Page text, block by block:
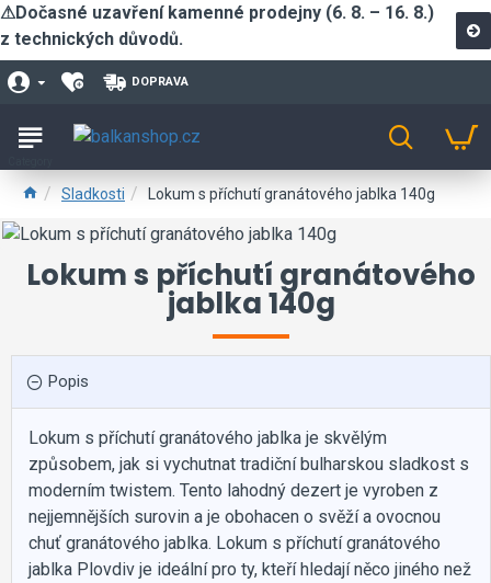
⚠Dočasné uzavření kamenné prodejny (6. 8. – 16. 8.)
z technických důvodů.
DOPRAVA
Sladkosti Lokum s příchutí granátového jablka 140g
Lokum s příchutí granátového
jablka 140g
Popis
Lokum s příchutí granátového jablka je skvělým
způsobem, jak si vychutnat tradiční bulharskou sladkost s
moderním twistem. Tento lahodný dezert je vyroben z
nejjemnějších surovin a je obohacen o svěží a ovocnou
chuť granátového jablka. Lokum s příchutí granátového
jablka Plovdiv je ideální pro ty, kteří hledají něco jiného než